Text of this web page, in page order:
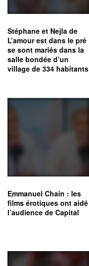
Stéphane et Nejla de
L’amour est dans le pré
se sont mariés dans la
salle bondée d’un
village de 334 habitants
Emmanuel Chain : les
films érotiques ont aidé
l’audience de Capital